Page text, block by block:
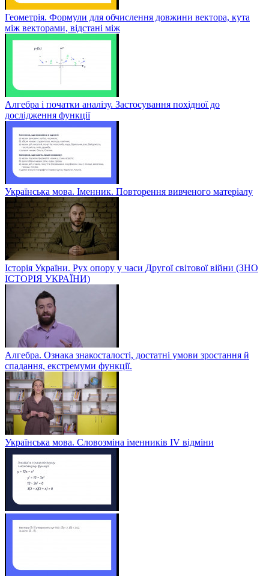
Геометрія. Формули для обчислення довжини вектора, кута
між векторами, відстані між
Алгебра і початки аналізу. Застосування похідної до
дослідження функції
Українська мова. Іменник. Повторення вивченого матеріалу
Історія України. Рух опору у часи Другої світової війни (ЗНО
ІСТОРІЯ УКРАЇНИ)
Алгебра. Ознака знакосталості, достатні умови зростання й
спадання, екстремуми функції.
Українська мова. Словозміна іменників ІV відміни